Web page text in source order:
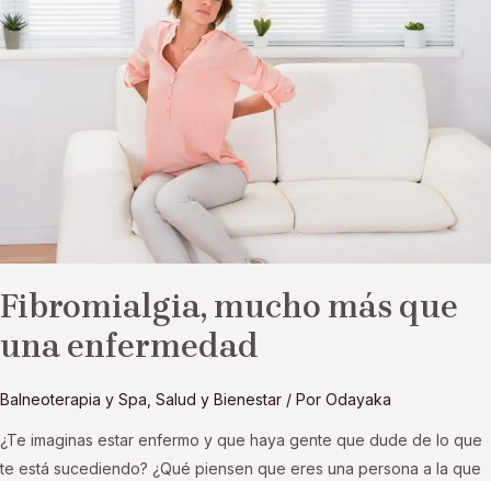
Fibromialgia, mucho más que
una enfermedad
Balneoterapia y Spa Salud y Bienestar / Por Odayaka
¿Te imaginas estar enfermo y que haya gente que dude de lo que
te está sucediendo? ¿Qué piensen que eres una persona a la que
más
que
una